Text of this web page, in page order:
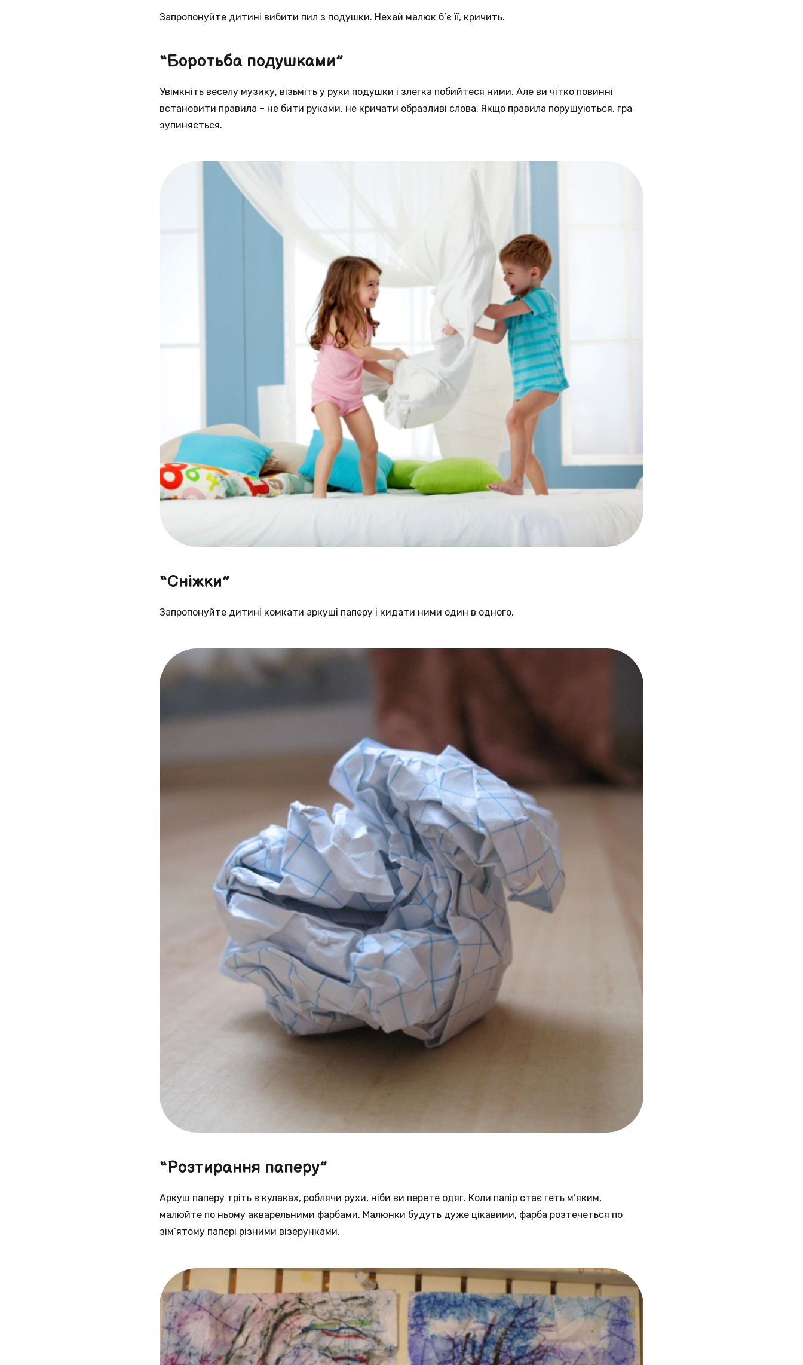
Запропонуйте дитині вибити пил з подушки. Нехай малюк б’є її, кричить.
“Боротьба подушками”
Увімкніть веселу музику, візьміть у руки подушки і злегка побийтеся ними. Але ви чітко повинні
встановити правила – не бити руками, не кричати образливі слова. Якщо правила порушуються, гра
зупиняється.
“Сніжки”
Запропонуйте дитині комкати аркуші паперу і кидати ними один в одного.
“Розтирання паперу”
Аркуш паперу тріть в кулаках, роблячи рухи, ніби ви перете одяг. Коли папір стає геть м’яким,
малюйте по ньому акварельними фарбами. Малюнки будуть дуже цікавими, фарба розтечеться по
зім’ятому папері різними візерунками.